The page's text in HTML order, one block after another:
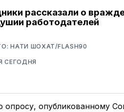
рассказали о
работодателей
НАТИ ШОХАТ/FLASH90
СЕГОДНЯ
опросу, опубликованному